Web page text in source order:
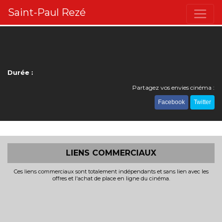
Saint-Paul Rezé
Durée :
Partagez vos envies cinéma :
Facebook Twitter
LIENS COMMERCIAUX
Ces liens commerciaux sont totalement indépendants et sans lien avec les
offres et l'achat de place en ligne du cinéma.